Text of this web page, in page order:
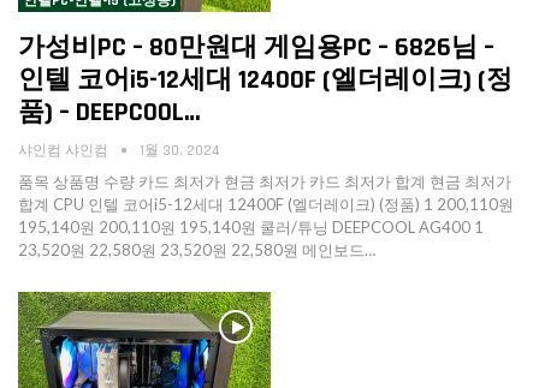
가성비PC – 80만원대 게임용PC – 6826님 –
인텔 코어i5-12세대 12400F (엘더레이크) (정
품) – DEEPCOOL…
샤인컴 샤인컴 1월 30, 2024
품목 상품명 수량 카드 최저가 현금 최저가 카드 최저가 합계 현금 최저가
합계 CPU 인텔 코어i5-12세대 12400F (엘더레이크) (정품) 1 200,110원
195,140원 200,110원 195,140원 쿨러/튜닝 DEEPCOOL AG400 1
23,520원 22,580원 23,520원 22,580원 메인보드…